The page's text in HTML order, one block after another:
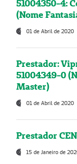
51004350-4:
(Nome
01 de Abril de 2020
Prestador:
51004349-0
Master)
01 de Abril de 2020
Prestador
15 de Janeiro de